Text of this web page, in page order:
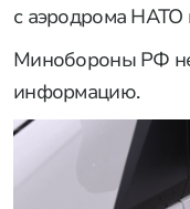
с аэродрома НАТО
Минобороны РФ
информацию.